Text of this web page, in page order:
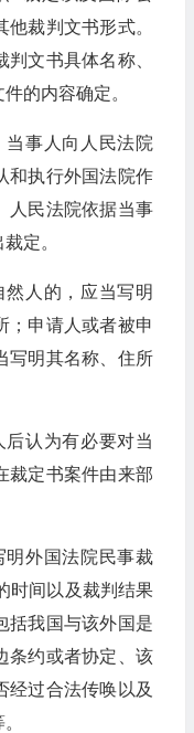
裁判文书形式。
文书具体名称、
的内容确定。
事人向人民法院
和执行外国法院作
人民法院依据当事
定。
人的，应当写明
；申请人或者被申
写明其名称、住所
认为有必要对当
裁定书案件由来部
明外国法院民事裁
时间以及裁判结果
括我国与该外国是
条约或者协定、该
经过合法传唤以及